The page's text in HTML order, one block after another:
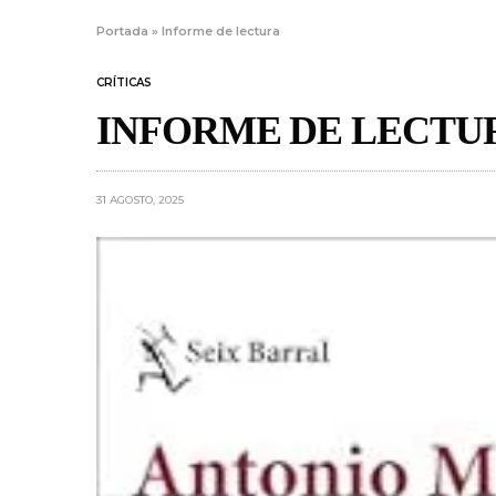
Portada »Informe de lectura
CRÍTICAS
INFORME DE
31 AGOSTO, 2025